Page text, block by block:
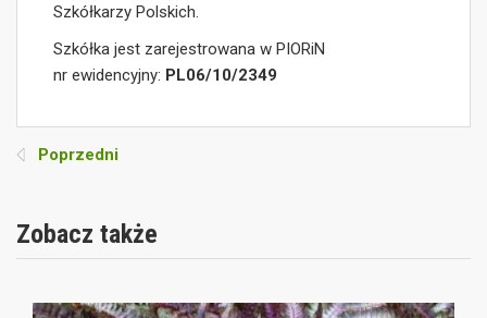
Szkółkarzy Polskich.
Szkółka jest zarejestrowana w PIORiN
nr ewidencyjny: PL06/10/2349
Poprzedni
Zobacz także